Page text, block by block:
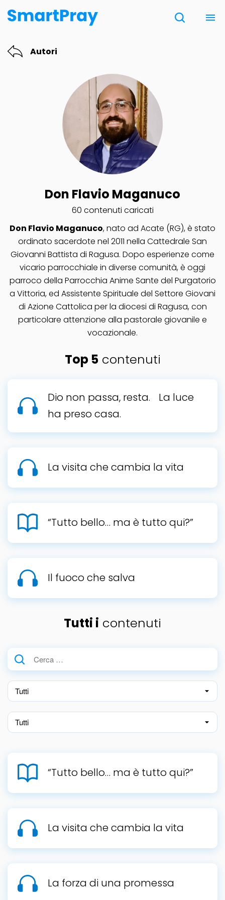
Chi siamo
Donazione
Note Legali
Autori
Don Flavio Maganuco
60 contenuti caricati
Don Flavio Maganuco, nato ad Acate (RG), è stato
ordinato sacerdote nel 2011 nella Cattedrale San
Giovanni Battista di Ragusa. Dopo esperienze come
vicario parrocchiale in diverse comunità, è oggi
parroco della Parrocchia Anime Sante del Purgatorio
a Vittoria, ed Assistente Spirituale del Settore Giovani
di Azione Cattolica per la diocesi di Ragusa, con
particolare attenzione alla pastorale giovanile e
vocazionale.
Top 5contenuti
Dio non passa, resta. La luce
ha preso casa.
La visita che cambia la vita
“Tutto bello… ma è tutto qui?”
Il fuoco che salva
Tutti i contenuti
“Tutto bello… ma è tutto qui?”
La visita che cambia la vita
La forza di una promessa